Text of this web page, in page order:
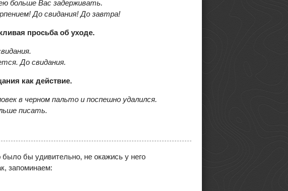
больше Вас задерживать.
До свидания! До завтра!
просьба об уходе.
До свидания.
как действие.
в черном пальто и поспешно удалился.
писать.
было бы удивительно, не окажись у него
запоминаем: